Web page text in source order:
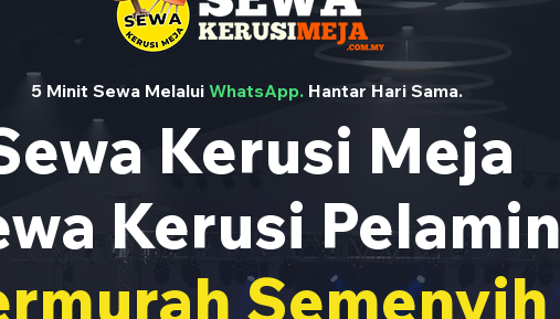
5 Minit Sewa Melalui WhatsApp. Hantar Hari Sama.
Kerusi Meja
Kerusi Pelamin
Semenyih